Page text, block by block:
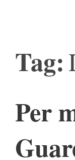
Tag:
Per